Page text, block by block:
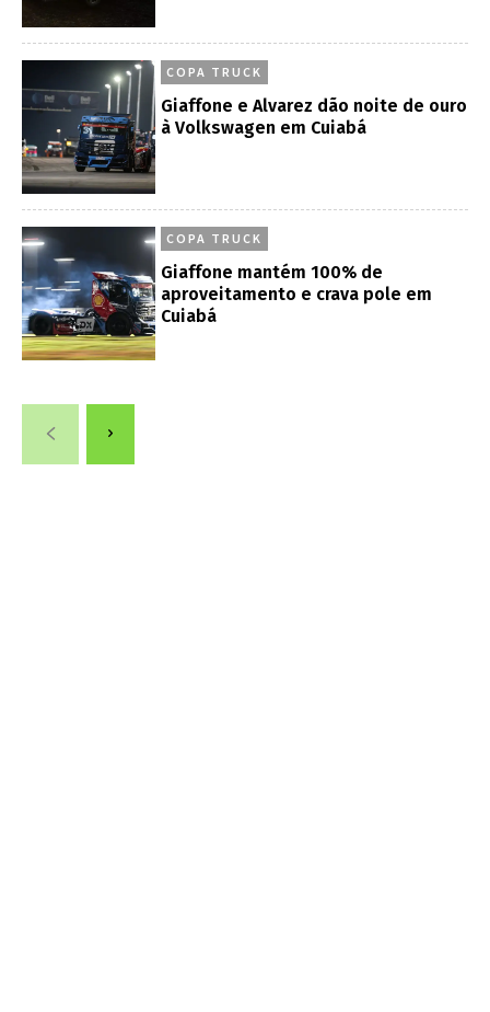
COPA TRUCK
Giaffone e Alvarez dão noite de ouro
à Volkswagen em Cuiabá
COPA TRUCK
Giaffone mantém 100% de
aproveitamento e crava pole em
Cuiabá